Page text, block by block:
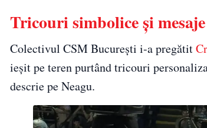
Tricouri simbolice și
Colectivul CSM București i-a pregătit
ieșit pe teren purtând tricouri
descrie pe Neagu.